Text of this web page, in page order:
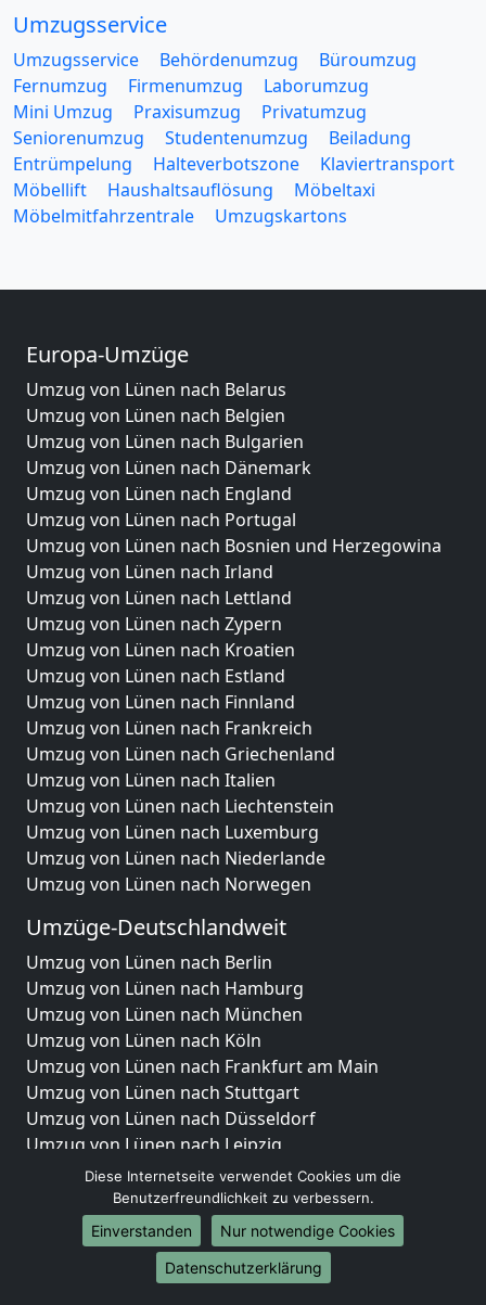
Umzugsservice
Umzugsservice Behördenumzug
Büroumzug
Fernumzug
Firmenumzug
Laborumzug
Mini Umzug
Praxisumzug
Privatumzug
Seniorenumzug
Studentenumzug
Beiladung
Entrümpelung
Halteverbotszone
Klaviertransport
Möbellift
Haushaltsauflösung
Möbeltaxi
Möbelmitfahrzentrale
Umzugskartons
Europa-Umzüge
Umzug von Lünen nach Belarus
Umzug von Lünen nach Belgien
Umzug von Lünen nach Bulgarien
Umzug von Lünen nach Dänemark
Umzug von Lünen nach England
Umzug von Lünen nach Portugal
Umzug von Lünen nach Bosnien und Herzegowina
Umzug von Lünen nach Irland
Umzug von Lünen nach Lettland
Umzug von Lünen nach Zypern
Umzug von Lünen nach Kroatien
Umzug von Lünen nach Estland
Umzug von Lünen nach Finnland
Umzug von Lünen nach Frankreich
Umzug von Lünen nach Griechenland
Umzug von Lünen nach Italien
Umzug von Lünen nach Liechtenstein
Umzug von Lünen nach Luxemburg
Umzug von Lünen nach Niederlande
Umzug von Lünen nach Norwegen
Umzüge-Deutschlandweit
Umzug von Lünen nach Berlin
Umzug von Lünen nach Hamburg
Umzug von Lünen nach München
Umzug von Lünen nach Köln
Umzug von Lünen nach Frankfurt am Main
Umzug von Lünen nach Stuttgart
Umzug von Lünen nach Düsseldorf
Umzug von Lünen nach Leipzig
Umzug von Lünen nach Dortmund
Umzug von Lünen nach Essen
Umzug von Lünen nach Bremen
Umzug von Lünen nach Dresden
Umzug von Lünen nach Hannover
Diese Internetseite verwendet Cookies um die
Benutzerfreundlichkeit zu verbessern.
Einverstanden
Nur notwendige Cookies
Datenschutzerklärung